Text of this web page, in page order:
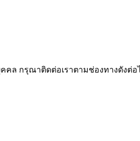
ล กรุณาติดต่อเราตามช่องทางดังต่อ